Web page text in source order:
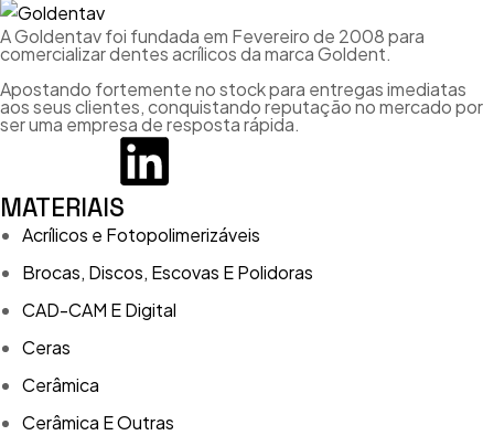
A Goldentav foi fundada em Fevereiro de 2008 para
comercializar dentes acrílicos da marca Goldent.
Apostando fortemente no stock para entregas imediatas
aos seus clientes, conquistando reputação no mercado por
ser uma empresa de resposta rápida.
MATERIAIS
Acrílicos e Fotopolimerizáveis
Brocas, Discos, Escovas E Polidoras
CAD-CAM E Digital
Ceras
Cerâmica
Cerâmica E Outras